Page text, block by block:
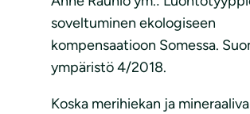
soveltuminen ekologiseen
kompensaatioon Somessa.
ympäristö 4/2018.
Koska merihiekan ja